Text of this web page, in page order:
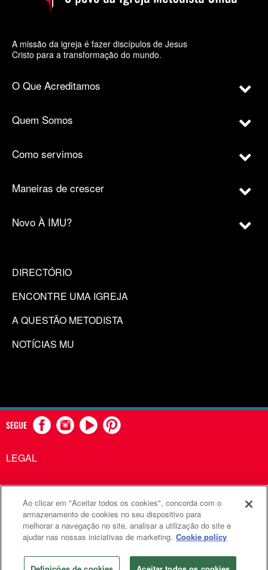
A missão da igreja é fazer discípulos de Jesus
Cristo para a transformação do mundo.
O Que Acreditamos
Quem Somos
Como servimos
Maneiras de crescer
Novo À IMU?
DIRECTÓRIO
ENCONTRE UMA IGREJA
A QUESTÃO METODISTA
NOTÍCIAS MU
SEGUE
LEGAL
Comunicações Metodistas Unidas é uma agência da Igreja
Metodista Unida
©2026 Comunicações Metodistas Unidas. Todos os direitos
reservados
Ao clicar em "Aceitar todos os cookies", concorda com o
armazenamento de cookies no seu dispositivo para
melhorar a navegação no site, analisar a utilização do site e
ajudar nas nossas iniciativas de marketing. Cookie policy